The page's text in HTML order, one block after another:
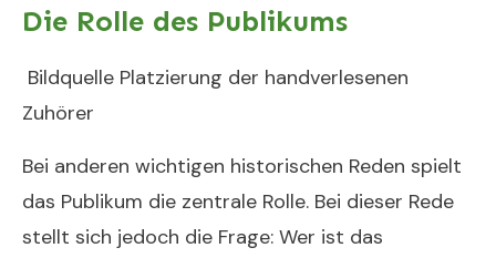
Die Rolle des Publikums
Bildquelle Platzierung der handverlesenen
Zuhörer
Bei anderen wichtigen historischen Reden spielt
das Publikum die zentrale Rolle. Bei dieser Rede
stellt sich jedoch die Frage: Wer ist das